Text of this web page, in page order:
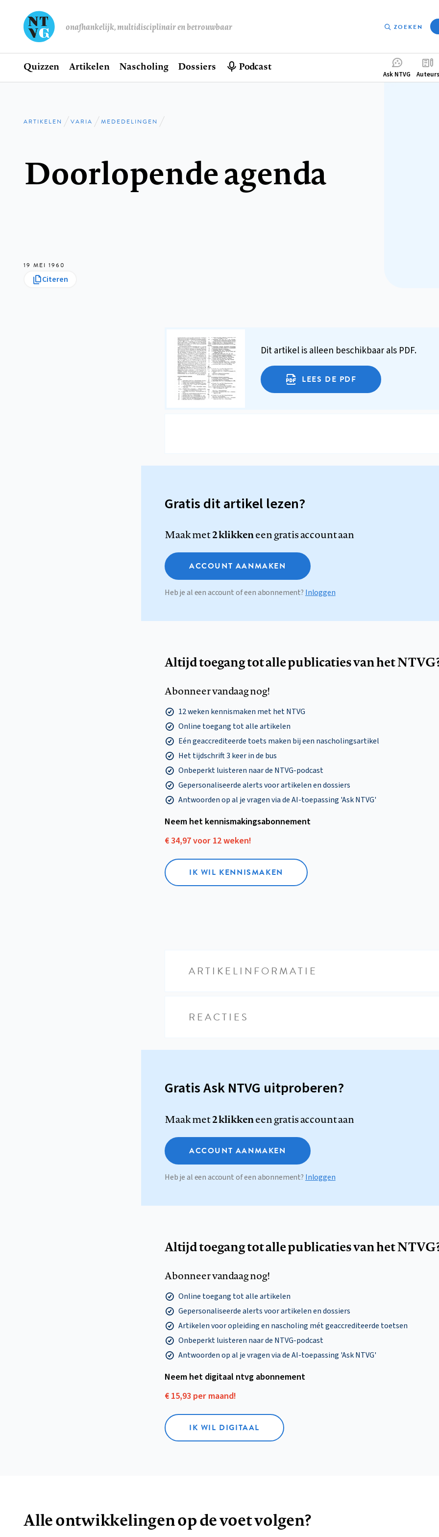
onafhankelijk, multidisciplinair en betrouwbaar ZOEKEN
Hoofdnavigatie
Home
Quizzen Artikelen Nascholing Dossiers Podcast
Ask NTVG Auteurs
Kruimelpad
ARTIKELEN VARIA MEDEDELINGEN
Doorlopende agenda
19 MEI 1960
Citeren
Dit artikel is alleen beschikbaar als PDF.
LEES DE PDF
Gratis dit artikel lezen?
Maak met2 klikkeneen gratis account aan
ACCOUNT AANMAKEN
Heb je al een account of een abonnement? Inloggen
Altijd toegang tot alle publicaties van het
Abonneer vandaag nog!
12 weken kennismaken met het NTVG
Online toegang tot alle artikelen
Eén geaccrediteerde toets maken bij een nascholingsartikel
Het tijdschrift 3 keer in de bus
Onbeperkt luisteren naar de NTVG-podcast
Gepersonaliseerde alerts voor artikelen en dossiers
Antwoorden op al je vragen via de AI-toepassing 'Ask NTVG'
Neem het kennismakings­abonnement
€ 34,97 voor 12 weken!
IK WIL KENNISMAKEN
ARTIKELINFORMATIE
REACTIES
Gratis Ask NTVG uitproberen?
Maak met2 klikkeneen gratis account aan
ACCOUNT AANMAKEN
Heb je al een account of een abonnement? Inloggen
Altijd toegang tot alle publicaties van het
Abonneer vandaag nog!
Online toegang tot alle artikelen
Gepersonaliseerde alerts voor artikelen en dossiers
Artikelen voor opleiding en nascholing mét geaccrediteerde toetsen
Onbeperkt luisteren naar de NTVG-podcast
Antwoorden op al je vragen via de AI-toepassing 'Ask NTVG'
Neem het digitaal ntvg abonnement
€ 15,93 per maand!
IK WIL DIGITAAL
Alle ontwikkelingen op de voet volgen?